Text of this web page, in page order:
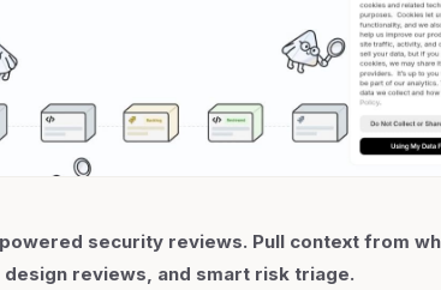
security reviews. Pull context from
reviews, and smart risk triage.